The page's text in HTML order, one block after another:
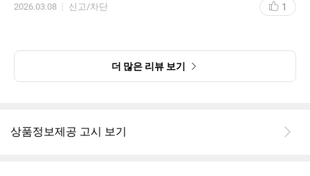
진 상태라 화운데이션이 수분+유분막으로 걷돌기도한다
2026.03.08 신고/차단 1
더 많은 리뷰 보기
상품정보제공 고시 보기